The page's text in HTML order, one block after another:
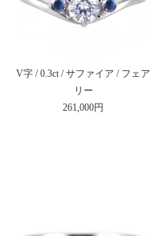
V字 / 0.3ct / サファイア / フェア
リー
261,000円